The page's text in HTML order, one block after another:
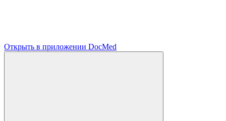
Открыть в приложении DocMed